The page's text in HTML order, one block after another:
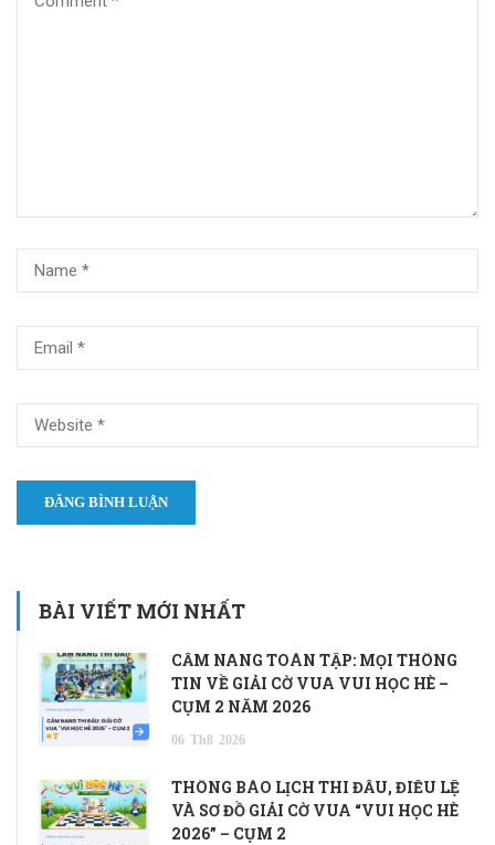
BÀI VIẾT MỚI NHẤT
CẨM NANG TOÀN TẬP: MỌI THÔNG
TIN VỀ GIẢI CỜ VUA VUI HỌC HÈ –
CỤM 2 NĂM 2026
06 Th8 2026
THÔNG BÁO LỊCH THI ĐẤU, ĐIỀU LỆ
VÀ SƠ ĐỒ GIẢI CỜ VUA “VUI HỌC HÈ
2026” – CỤM 2